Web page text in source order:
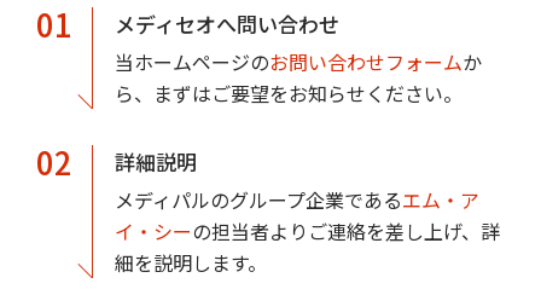
01
メディセオへ問い合わせ
当ホームページのお問い合わせフォームか
ら、まずはご要望をお知らせください。
02 詳細説明
メディパルのグループ企業であるエム・ア
イ・シーの担当者よりご連絡を差し上げ、詳
細を説明します。